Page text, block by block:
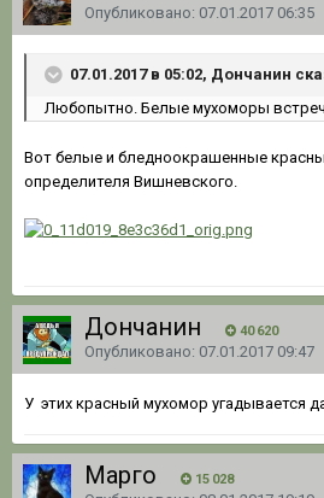
Опубликовано: 07.01.2017 06:35
07.01.2017 в 05:02, Дончанин
Любопытно. Белые мухоморы
Вот белые и бледноокрашенные
определителя Вишневского.
Дончанин 40 620
Опубликовано: 07.01.2017 09:47
У этих красный мухомор угадывается
Марго 15 028